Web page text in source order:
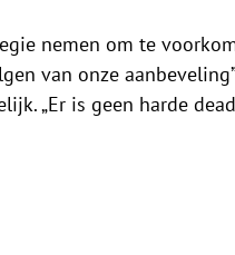
nemen om te
van onze
„Er is geen harde